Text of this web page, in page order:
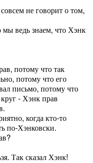
не говорит о том,
ведь знаем, что Хэнк
потому что так
потому что его
письмо, потому что
- Хэнк прав
когда кто-то
по-Хэнковски.
Так сказал Хэнк!